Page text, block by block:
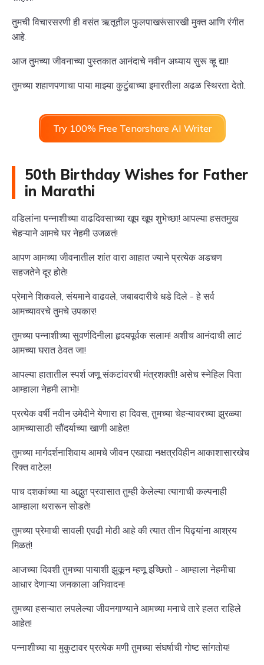
तुमची विचारसरणी ही वसंत ऋतूतील फुलपाखरूंसारखी मुक्त आणि रंगीत
आहे.
आज तुमच्या जीवनाच्या पुस्तकात आनंदाचे नवीन अध्याय सुरू व्हू द्या!
तुमच्या शहाणपणाचा पाया माझ्या कुटुंबाच्या इमारतीला अढळ स्थिरता देतो.
Try 100% Free Tenorshare AI Writer
50th Birthday Wishes for Father
in Marathi
वडिलांना पन्नाशीच्या वाढदिवसाच्या खूप खूप शुभेच्छा! आपल्या हसतमुख
चेहऱ्याने आमचे घर नेहमी उजळतं!
आपण आमच्या जीवनातील शांत वारा आहात ज्याने प्रत्येक अडचण
सहजतेने दूर होते!
प्रेमाने शिकवले, संयमाने वाढवले, जबाबदारीचे धडे दिले - हे सर्व
आमच्यावरचे तुमचे उपकार!
तुमच्या पन्नाशीच्या सुवर्णदिनीला हृदयपूर्वक सलाम! अशीच आनंदाची लाटं
आमच्या घरात ठेवत जा!
आपल्या हातातील स्पर्श जणू संकटांवरची मंत्रशक्ती! असेच स्नेहिल पिता
आम्हाला नेहमी लाभो!
प्रत्येक वर्षी नवीन उमेदीने येणारा हा दिवस, तुमच्या चेहऱ्यावरच्या झुरळ्या
आमच्यासाठी सौंदर्याच्या खाणी आहेत!
तुमच्या मार्गदर्शनाशिवाय आमचे जीवन एखाद्या नक्षत्रविहीन आकाशासारखेच
रिक्त वाटेल!
पाच दशकांच्या या अद्भुत प्रवासात तुम्ही केलेल्या त्यागाची कल्पनाही
आम्हाला थरारून सोडते!
तुमच्या प्रेमाची सावली एवढी मोठी आहे की त्यात तीन पिढ्यांना आश्रय
मिळतं!
आजच्या दिवशी तुमच्या पायाशी झुकून म्हणू इच्छितो - आम्हाला नेहमीचा
आधार देणाऱ्या जनकाला अभिवादन!
तुमच्या हसऱ्यात लपलेल्या जीवनगाण्याने आमच्या मनाचे तारे हलत राहिले
आहेत!
पन्नाशीच्या या मुकुटावर प्रत्येक मणी तुमच्या संघर्षाची गोष्ट सांगतोय!